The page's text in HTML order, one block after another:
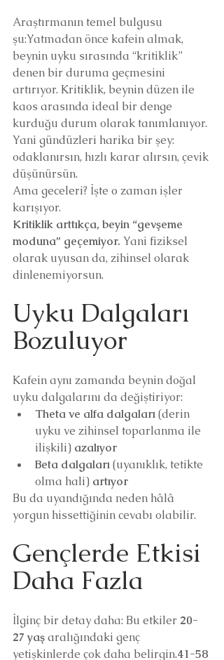
Araştırmanın temel bulgusu
şu:Yatmadan önce kafein almak,
beynin uyku sırasında “kritiklik”
denen bir duruma geçmesini
artırıyor. Kritiklik, beynin düzen ile
kaos arasında ideal bir denge
kurduğu durum olarak tanımlanıyor.
Yani gündüzleri harika bir şey:
odaklanırsın, hızlı karar alırsın, çevik
düşünürsün.
Ama geceleri? İşte o zaman işler
karışıyor.
Kritiklik arttıkça, beyin “gevşeme
moduna” geçemiyor. Yani fiziksel
olarak uyusan da, zihinsel olarak
dinlenemiyorsun.
Uyku Dalgaları
Bozuluyor
Kafein aynı zamanda beynin doğal
uyku dalgalarını da değiştiriyor:
Theta ve alfa dalgaları (derin
uyku ve zihinsel toparlanma ile
ilişkili) azalıyor
Beta dalgaları (uyanıklık, tetikte
olma hali) artıyor
Bu da uyandığında neden hâlâ
yorgun hissettiğinin cevabı olabilir.
Gençlerde Etkisi
Daha Fazla
İlginç bir detay daha: Bu etkiler 20-
27 yaş aralığındaki genç
yetişkinlerde çok daha belirgin.41-58